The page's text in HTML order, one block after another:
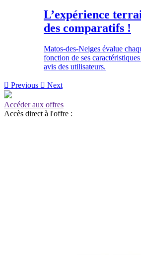
L’expérience
des comparatifs !
Matos-des-Neiges évalue
fonction de ses
avis des utilisateurs.
 Previous  Next
Accéder aux offres
Accès direct à l'offre :